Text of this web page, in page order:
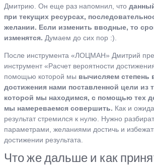
Дмитрию. Он еще раз напомнил, что
при текущих ресурсах,
желании. Если изменить вводные, то
изменятся. Думаем до сих пор :).
После инструмента «ЛОЦМАН» Дмитрий
инструмент «Расчет вероятности
помощью которой мы вычисляем степень
достижения нами поставленной цели из
которой мы находимся, с помощью тех
мы намереваемся совершить. Как и
результат стремился к нулю. Нужно
параметрами, желаниями достичь и
достижении результата.
Что же дальше и как